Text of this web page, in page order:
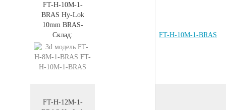
FT-H-10M-1-
BRAS Hy-Lok
10mmBRAS-
Склад:
FT-H-10M-1-BRAS
FT-H-12M-1-